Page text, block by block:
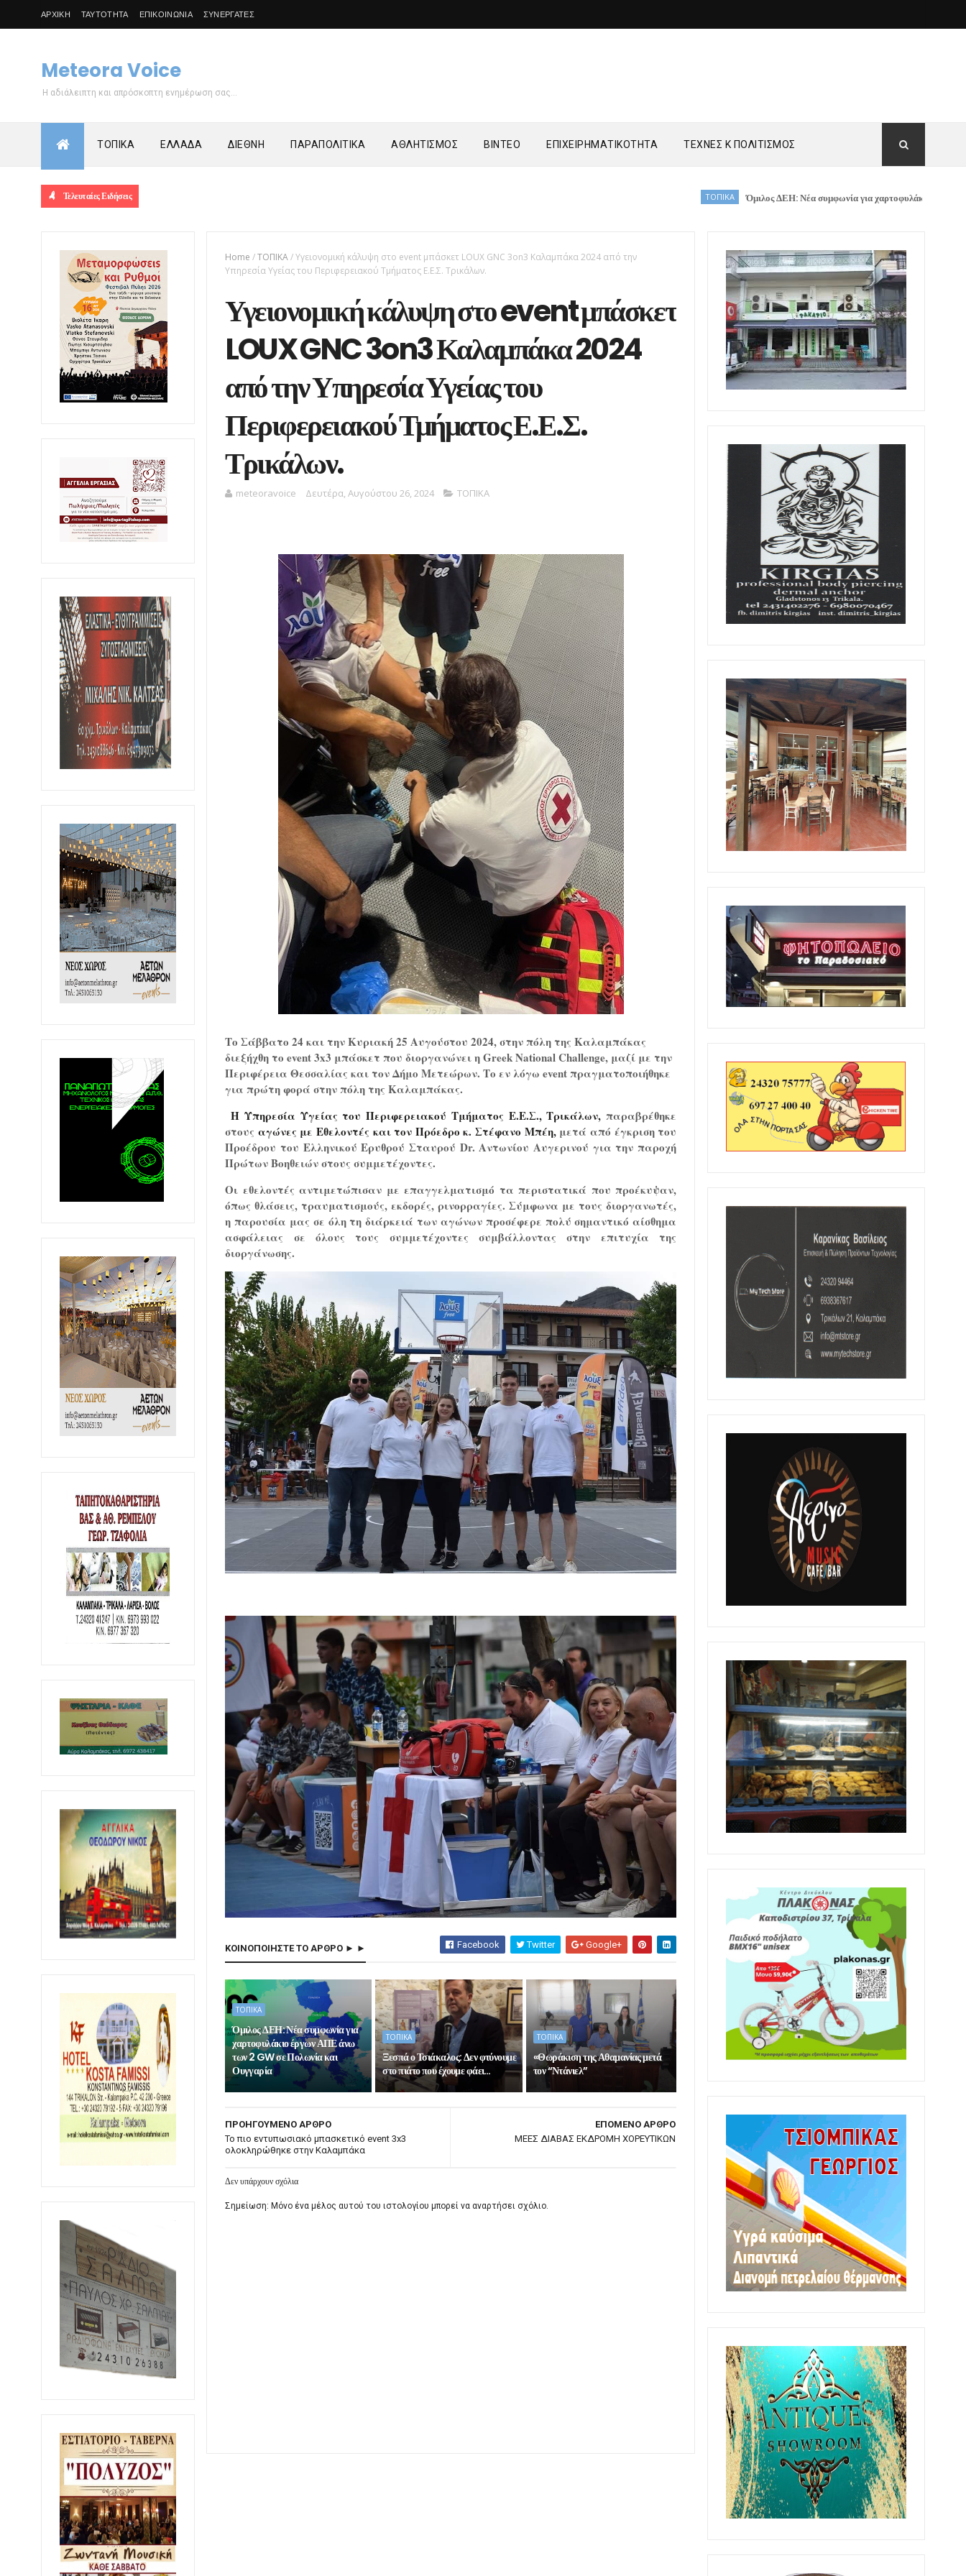
ΑΡΧΙΚΗ ΤΑΥΤΟΤΗΤΑ ΕΠΙΚΟΙΝΩΝΙΑ ΣΥΝΕΡΓΑΤΕΣ
Meteora Voice
Η αδιάλειπτη και απρόσκοπτη ενημέρωση σας...
ΤΟΠΙΚΑ ΕΛΛΑΔΑ ΔΙΕΘΝΗ ΠΑΡΑΠΟΛΙΤΙΚΑ ΑΘΛΗΤΙΣΜΟΣ ΒΙΝΤΕΟ ΕΠΙΧΕΙΡΗΜΑΤΙΚΟΤΗΤΑ ΤΕΧΝΕΣ Κ ΠΟΛΙΤΙΣΜΟΣ
Τελευταίες Ειδήσεις Όμιλος ΔΕΗ: Νέα συμφωνία για χαρτοφυλάκιο έργων ΑΠΕ άνω των
Home /ΤΟΠΙΚΑ/Υγειονομική κάλυψη στο event μπάσκετ LOUX GNC 3on3 Καλαμπάκα 2024 από την
Υπηρεσία Υγείας του Περιφερειακού Τμήματος Ε.Ε.Σ. Τρικάλων.
Υγειονομική κάλυψη στο event μπάσκετ
LOUX GNC 3on3 Καλαμπάκα 2024
από την Υπηρεσία Υγείας του
Περιφερειακού Τμήματος Ε.Ε.Σ.
Τρικάλων.
meteoravoice Δευτέρα, Αυγούστου 26, 2024 ΤΟΠΙΚΑ
Το Σάββατο 24 και την Κυριακή 25 Αυγούστου 2024, στην πόλη της Καλαμπάκας
διεξήχθη το event 3x3 μπάσκετ που διοργανώνει η Greek National Challenge, μαζί με την
Περιφέρεια Θεσσαλίας και τον Δήμο Μετεώρων. Το εν λόγωevent πραγματοποιήθηκε
για πρώτη φορά στην πόλη της Καλαμπάκας.
Η Υπηρεσία Υγείας του Περιφερειακού Τμήματος Ε.Ε.Σ., Τρικάλων, παραβρέθηκε
στους αγώνες με Εθελοντές και τον Πρόεδρο κ. Στέφανο Μπέη, μετά από έγκριση του
Προέδρου του Ελληνικού Ερυθρού Σταυρού Dr. Αντωνίου Αυγερινού για την παροχή
Πρώτων Βοηθειών στους συμμετέχοντες.
Οι εθελοντές αντιμετώπισαν με επαγγελματισμό τα περιστατικά που προέκυψαν,
όπως θλάσεις, τραυματισμούς, εκδορές, ρινορραγίες. Σύμφωνα με τους διοργανωτές,
η παρουσία μας σε όλη τη διάρκειά των αγώνων προσέφερε πολύ σημαντικό αίσθημα
ασφάλειας σε όλους τους συμμετέχοντες συμβάλλοντας στην επιτυχία της
διοργάνωσης.
ΚΟΙΝΟΠΟΙΗΣΤΕ ΤΟ ΑΡΘΡΟ ► ► Facebook Twitter Google+
ΤΟΠΙΚΑ
Όμιλος ΔΕΗ: Νέα συμφωνία για
χαρτοφυλάκιο έργων ΑΠΕ άνω
των 2 GW σε Πολωνία και
Ουγγαρία
ΤΟΠΙΚΑ
Ξεσπά ο Τσιάκαλος: Δεν φτύνουμε
στο πιάτο που έχουμε φάει…
ΤΟΠΙΚΑ
«Θωράκιση της Αθαμανίας μετά
τον “Ντάνιελ”
ΕΠΟΜΕΝΟ ΑΡΘΡΟ
ΜΕΕΣ ΔΙΑΒΑΣ ΕΚΔΡΟΜΗ ΧΟΡΕΥΤΙΚΩΝ
ΠΡΟΗΓΟΥΜΕΝΟ ΑΡΘΡΟ
Το πιο εντυπωσιακό μπασκετικό event 3x3
ολοκληρώθηκε στην Καλαμπάκα
Δεν υπάρχουν σχόλια
Σημείωση: Μόνο ένα μέλος αυτού του ιστολογίου μπορεί να αναρτήσει σχόλιο.